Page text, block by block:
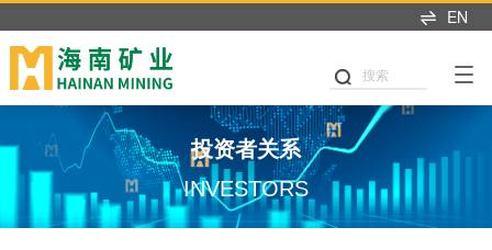
EN
首页
关于我们
董事长致辞
企业简介
发展历程
产业布局
产业布局
铁矿石
石油天然气
新能源
可持续发展
可持续发展
党建引领
商业道德
投资者中心
投资者关系
业绩交流
信息披露
股市行情
新闻中心
新闻中心
海矿新闻
媒体聚焦
媒体联系
人才招聘
加入我们
热招职位
职业发展
海矿人
搜索
投资者关系
INVESTORS